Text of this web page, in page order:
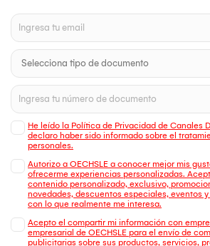
He leído la Política de Privacidad de Canales
declaro haber sido informado sobre el
personales.
Autorizo a OECHSLE a conocer mejor mis
ofrecerme experiencias personalizadas.
contenido personalizado, exclusivo,
novedades, descuentos especiales, eventos
con lo que realmente me interesa.
Acepto el compartir mi información con
empresarial de OECHSLE para el envío de
publicitarias sobre sus productos, servicios,